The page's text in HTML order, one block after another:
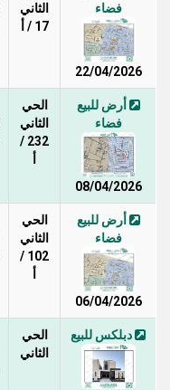
فضاء
22/04/2026
الثاني
17 / أ
أرض للبيع
فضاء
08/04/2026
الحي
الثاني
232 /
أرض للبيع
فضاء
06/04/2026
الحي
الثاني
102 /
دبلكس للبيع
الحي
الثاني